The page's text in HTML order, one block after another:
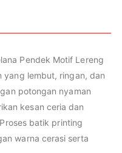
Pendek Motif Lereng
yang lembut, ringan, dan
potongan nyaman
kesan ceria dan
batik printing
warna cerasi serta